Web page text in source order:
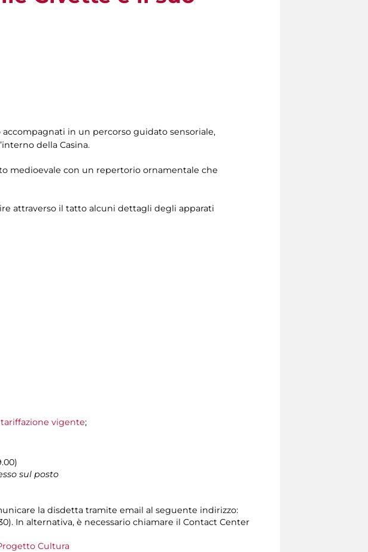
in un percorso guidato sensoriale,
della Casina.
medioevale con un repertorio ornamentale che
attraverso il tatto alcuni dettagli degli apparati
tariffazione vigente;
sul posto
la disdetta tramite email al seguente indirizzo:
In alternativa, è necessario chiamare il Contact Center
Cultura